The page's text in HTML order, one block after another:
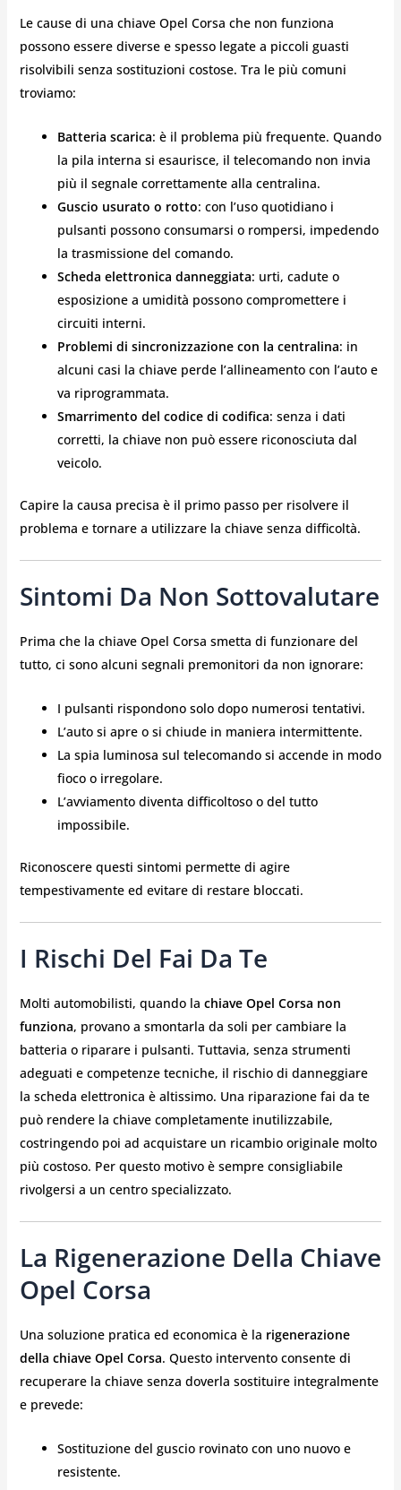
Le cause di una chiave Opel Corsa che non funziona
possono essere diverse e spesso legate a piccoli guasti
risolvibili senza sostituzioni costose. Tra le più comuni
troviamo:
Batteria scarica: è il problema più frequente. Quando
la pila interna si esaurisce, il telecomando non invia
più il segnale correttamente alla centralina.
Guscio usurato o rotto: con l’uso quotidiano i
pulsanti possono consumarsi o rompersi, impedendo
la trasmissione del comando.
Scheda elettronica danneggiata: urti, cadute o
esposizione a umidità possono compromettere i
circuiti interni.
Problemi di sincronizzazione con la centralina: in
alcuni casi la chiave perde l’allineamento con l’auto e
va riprogrammata.
Smarrimento del codice di codifica: senza i dati
corretti, la chiave non può essere riconosciuta dal
veicolo.
Capire la causa precisa è il primo passo per risolvere il
problema e tornare a utilizzare la chiave senza difficoltà.
Sintomi Da Non Sottovalutare
Prima che la chiave Opel Corsa smetta di funzionare del
tutto, ci sono alcuni segnali premonitori da non ignorare:
I pulsanti rispondono solo dopo numerosi tentativi.
L’auto si apre o si chiude in maniera intermittente.
La spia luminosa sul telecomando si accende in modo
fioco o irregolare.
L’avviamento diventa difficoltoso o del tutto
impossibile.
Riconoscere questi sintomi permette di agire
tempestivamente ed evitare di restare bloccati.
I Rischi Del Fai Da Te
Molti automobilisti, quando la chiave Opel Corsa non
funziona, provano a smontarla da soli per cambiare la
batteria o riparare i pulsanti. Tuttavia, senza strumenti
adeguati e competenze tecniche, il rischio di danneggiare
la scheda elettronica è altissimo. Una riparazione fai da te
può rendere la chiave completamente inutilizzabile,
costringendo poi ad acquistare un ricambio originale molto
più costoso. Per questo motivo è sempre consigliabile
rivolgersi a un centro specializzato.
La Rigenerazione Della Chiave
Opel Corsa
Una soluzione pratica ed economica è la rigenerazione
della chiave Opel Corsa. Questo intervento consente di
recuperare la chiave senza doverla sostituire integralmente
e prevede:
Sostituzione del guscio rovinato con uno nuovo e
resistente.